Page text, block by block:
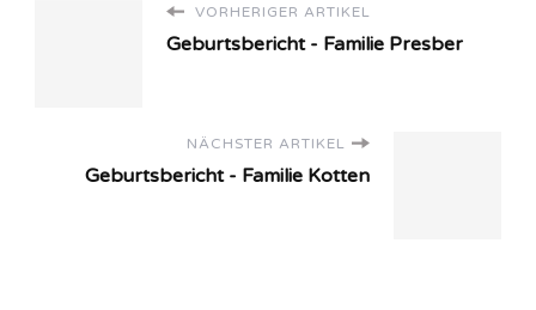
VORHERIGER ARTIKEL
Geburtsbericht - Familie Presber
NÄCHSTER ARTIKEL
Geburtsbericht - Familie Kotten